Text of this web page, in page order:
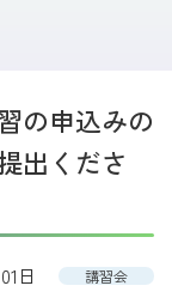
の申込みの
出くださ
日 講習会